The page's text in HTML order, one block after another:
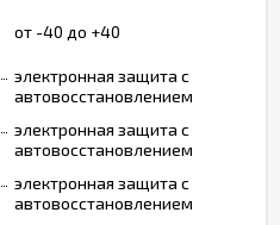
от -40 до +40
электронная защита с
автовосстановлением
электронная защита с
автовосстановлением
электронная защита с
автовосстановлением